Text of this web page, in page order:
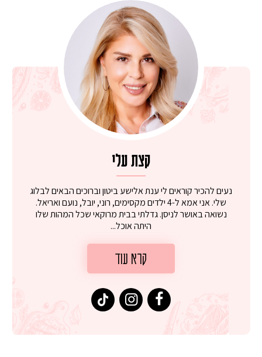
קצת עלי
נעים להכיר קוראים לי ענת אלישע ביטון וברוכים הבאים לבלוג
שלי. אני אמא ל-4 ילדים מקסימים, רוני, יובל, נועם ואריאל.
נשואה באושר לניסן. גדלתי בבית מרוקאי שכל המהות שלו
היתה אוכל...
קרא עוד